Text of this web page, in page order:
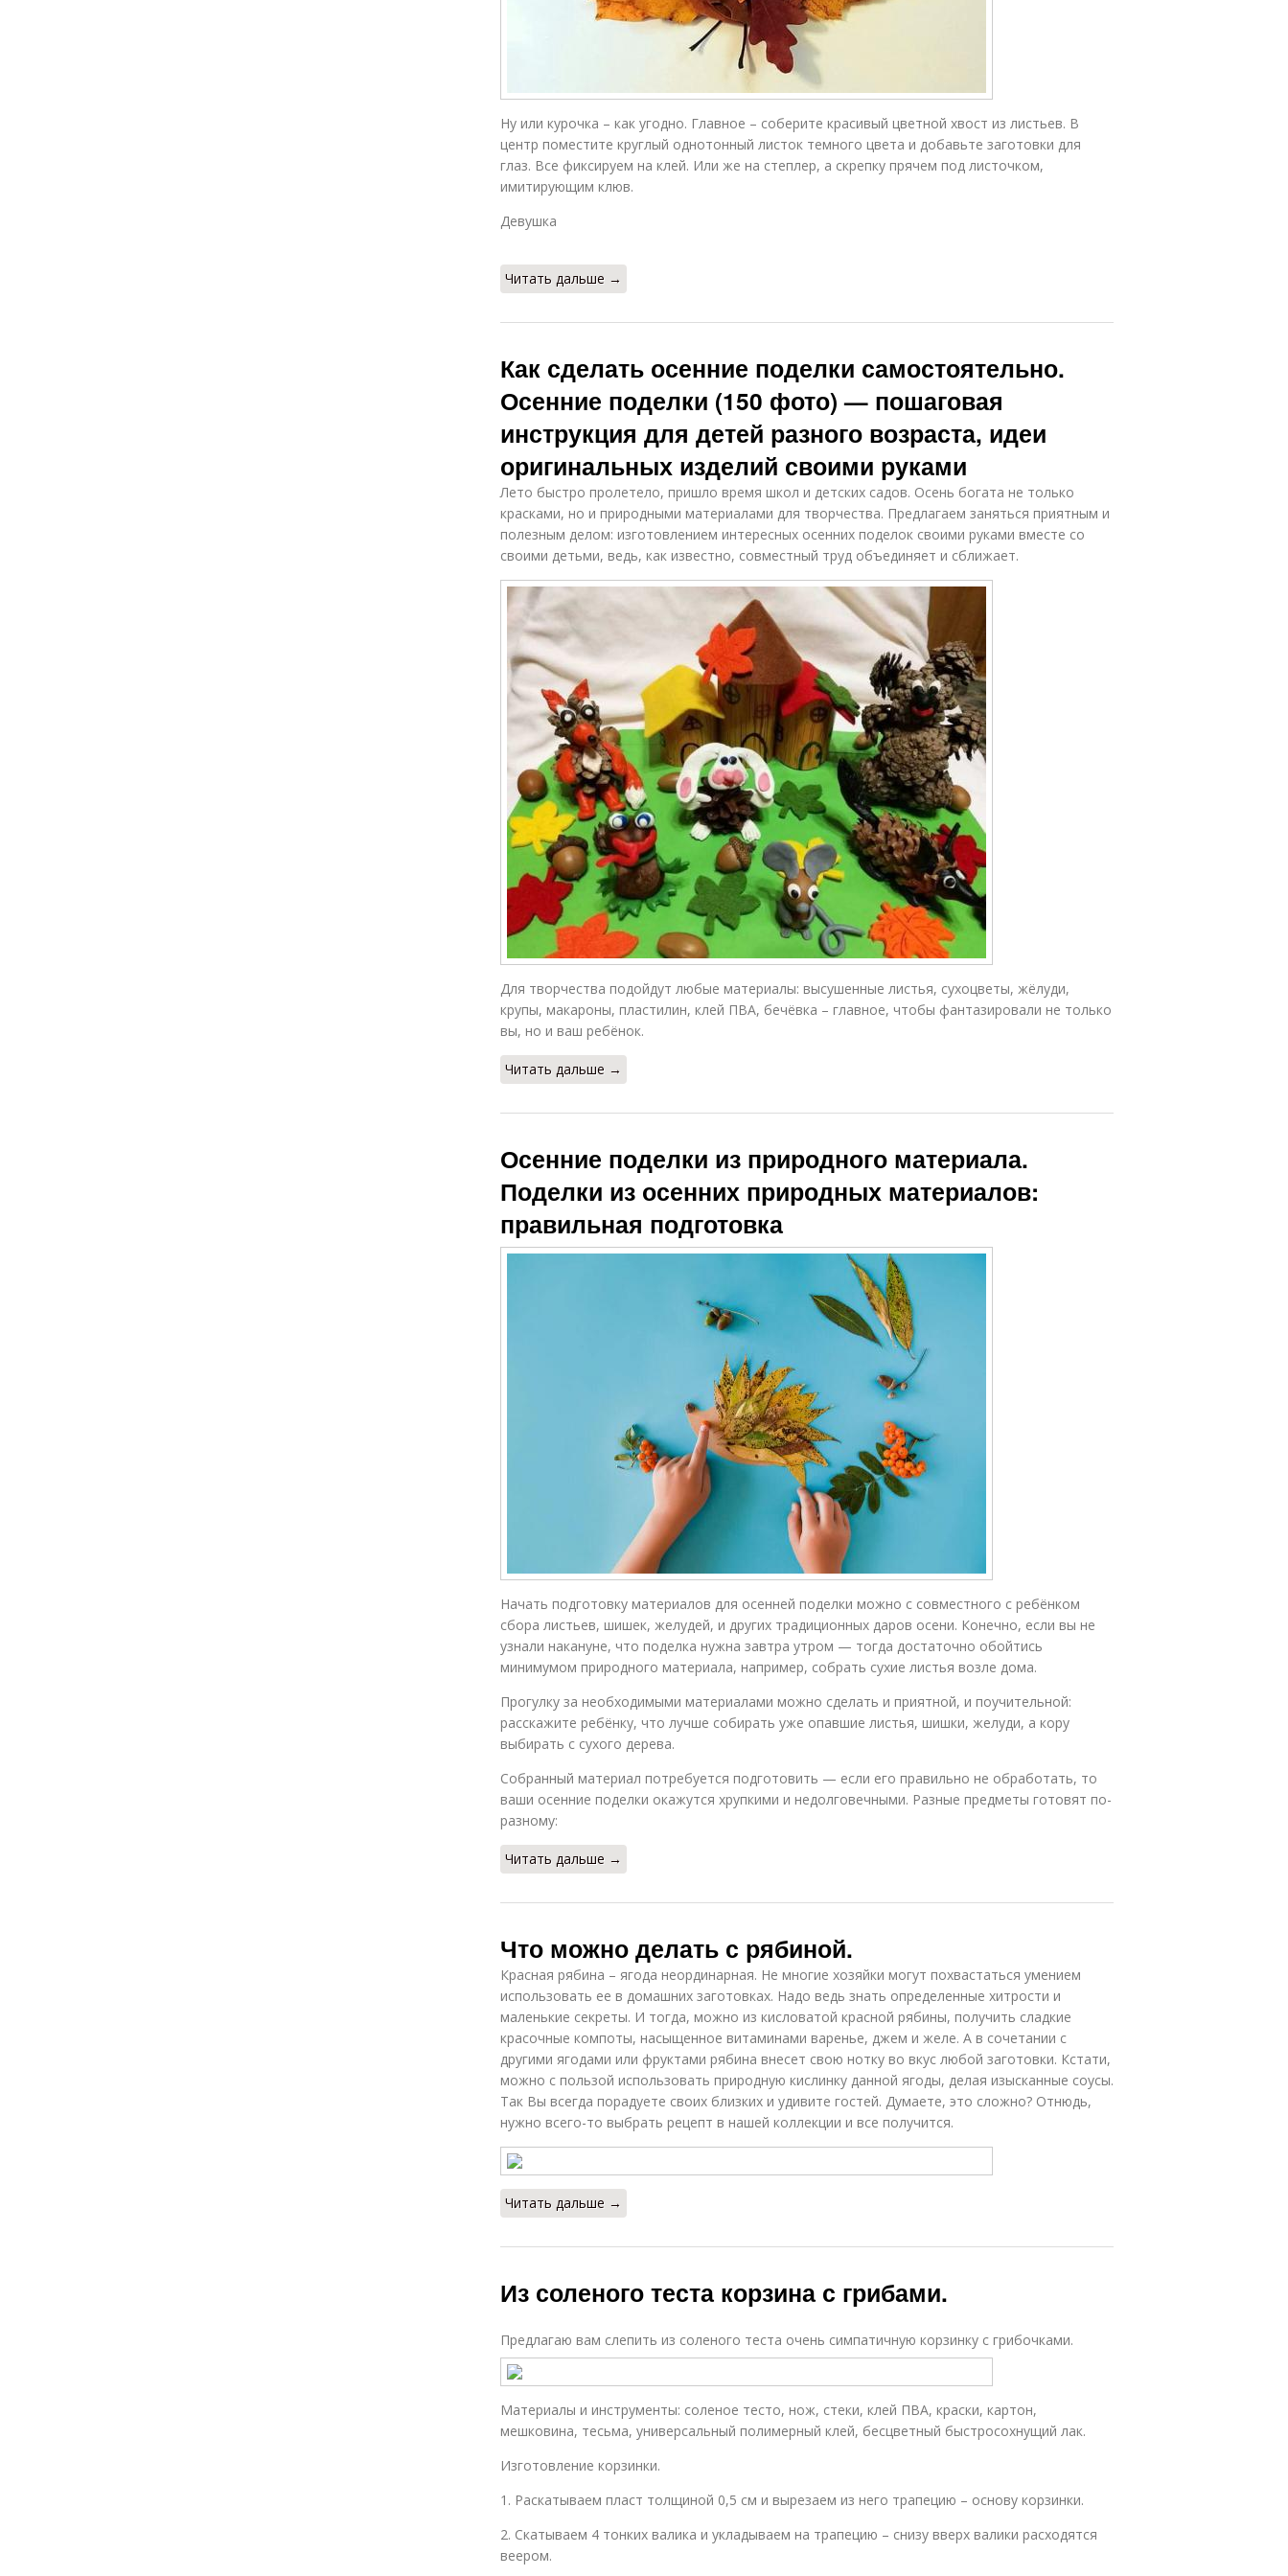
Ну или курочка – как угодно. Главное – соберите красивый цветной хвост из листьев. В
центр поместите круглый однотонный листок темного цвета и добавьте заготовки для
глаз. Все фиксируем на клей. Или же на степлер, а скрепку прячем под листочком,
имитирующим клюв.
Девушка
Читать дальше →
Как сделать осенние поделки самостоятельно.
Осенние поделки (150 фото) — пошаговая
инструкция для детей разного возраста, идеи
оригинальных изделий своими руками
Лето быстро пролетело, пришло время школ и детских садов. Осень богата не только
красками, но и природными материалами для творчества. Предлагаем заняться приятным и
полезным делом: изготовлением интересных осенних поделок своими руками вместе со
своими детьми, ведь, как известно, совместный труд объединяет и сближает.
Для творчества подойдут любые материалы: высушенные листья, сухоцветы, жёлуди,
крупы, макароны, пластилин, клей ПВА, бечёвка – главное, чтобы фантазировали не только
вы, но и ваш ребёнок.
Читать дальше →
Осенние поделки из природного материала.
Поделки из осенних природных материалов:
правильная подготовка
Начать подготовку материалов для осенней поделки можно с совместного с ребёнком
сбора листьев, шишек, желудей, и других традиционных даров осени. Конечно, если вы не
узнали накануне, что поделка нужна завтра утром — тогда достаточно обойтись
минимумом природного материала, например, собрать сухие листья возле дома.
Прогулку за необходимыми материалами можно сделать и приятной, и поучительной:
расскажите ребёнку, что лучше собирать уже опавшие листья, шишки, желуди, а кору
выбирать с сухого дерева.
Собранный материал потребуется подготовить — если его правильно не обработать, то
ваши осенние поделки окажутся хрупкими и недолговечными. Разные предметы готовят по-
разному:
Читать дальше →
Что можно делать с рябиной.
Красная рябина – ягода неординарная. Не многие хозяйки могут похвастаться умением
использовать ее в домашних заготовках. Надо ведь знать определенные хитрости и
маленькие секреты. И тогда, можно из кисловатой красной рябины, получить сладкие
красочные компоты, насыщенное витаминами варенье, джем и желе. А в сочетании с
другими ягодами или фруктами рябина внесет свою нотку во вкус любой заготовки. Кстати,
можно с пользой использовать природную кислинку данной ягоды, делая изысканные соусы.
Так Вы всегда порадуете своих близких и удивите гостей. Думаете, это сложно? Отнюдь,
нужно всего-то выбрать рецепт в нашей коллекции и все получится.
Читать дальше →
Из соленого теста корзина с грибами.
Предлагаю вам слепить из соленого теста очень симпатичную корзинку с грибочками.
Материалы и инструменты: соленое тесто, нож, стеки, клей ПВА, краски, картон,
мешковина, тесьма, универсальный полимерный клей, бесцветный быстросохнущий лак.
Изготовление корзинки.
1. Раскатываем пласт толщиной 0,5 см и вырезаем из него трапецию – основу корзинки.
2. Скатываем 4 тонких валика и укладываем на трапецию – снизу вверх валики расходятся
веером.